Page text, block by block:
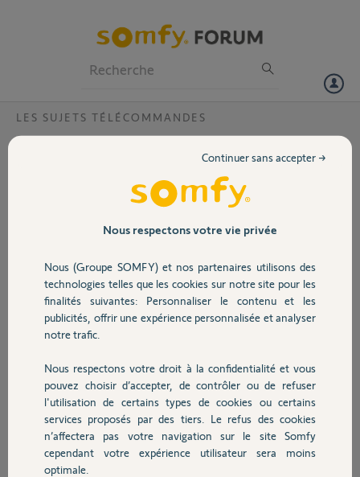
Volet
Sécurité
Domotique
Chauffage
Autres produits
LES SUJETS TÉLÉCOMMANDES
Télécommande alarme On/Off + Groupes
bonjour j'ai acheté il y a quelques années une alarme somfy avec
badges et télécommande.Or aujourd'hui les badges sont HS et
j'aimerai me servir de la télécommande dont je ne me rappelle plus le
mode d'emploi merci
gerard B.
il y a plus de 9 ans
Participer au fil de discussion
Bonjour,
Si la télécommande était livrée dans le kit elle est déjà reconnue dans le
système.
Il suffit de mettre une pile.
son n° à 6 chiffres doit apparaître dans la liste des éléments menu 5.
Si cette télécommande n'était pas livrée avec le kit, il faut mettre une pile
Nous respectons votre vie privée
Nous (Groupe SOMFY) et nos partenaires utilisons des
technologies telles que les cookies sur notre site pour les
finalités suivantes: Personnaliser le contenu et les
publicités, offrir une expérience personnalisée et analyser
notre trafic.
Nous respectons votre droit à la confidentialité et vous
pouvez choisir d’accepter, de contrôler ou de refuser
l'utilisation de certains types de cookies ou certains
services proposés par des tiers. Le refus des cookies
n’affectera pas votre navigation sur le site Somfy
cependant votre expérience utilisateur sera moins
optimale.
Continuer sans accepter →